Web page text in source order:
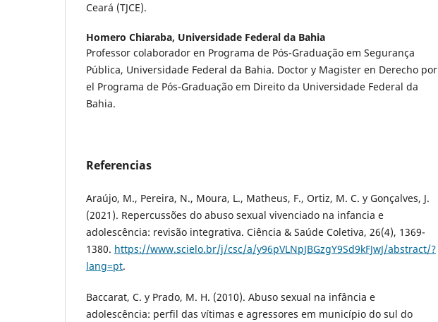
Ceará (TJCE).
Homero Chiaraba, Universidade Federal da Bahia
Professor colaborador en Programa de Pós-Graduação em Segurança
Pública, Universidade Federal da Bahia. Doctor y Magister en Derecho por
el Programa de Pós-Graduação em Direito da Universidade Federal da
Bahia.
Referencias
Araújo, M., Pereira, N., Moura, L., Matheus, F., Ortiz, M. C. y Gonçalves, J.
(2021). Repercussões do abuso sexual vivenciado na infancia e
adolescência: revisão integrativa. Ciência & Saúde Coletiva, 26(4), 1369-
1380. https://www.scielo.br/j/csc/a/y96pVLNpJBGzgY9Sd9kFJwJ/abstract/?
lang=pt.
Baccarat, C. y Prado, M. H. (2010). Abuso sexual na infância e
adolescência: perfil das vítimas e agressores em município do sul do